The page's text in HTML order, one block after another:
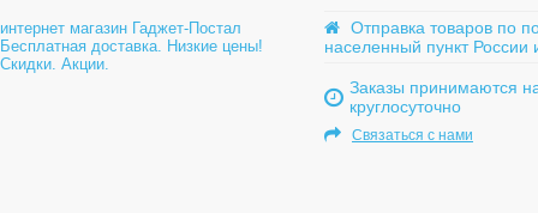
интернет магазин Гаджет-Постал
Бесплатная доставка. Низкие цены!
Скидки. Акции.
Отправка товаров по
населенный пункт России
Заказы принимаются
круглосуточно
Связаться с нами